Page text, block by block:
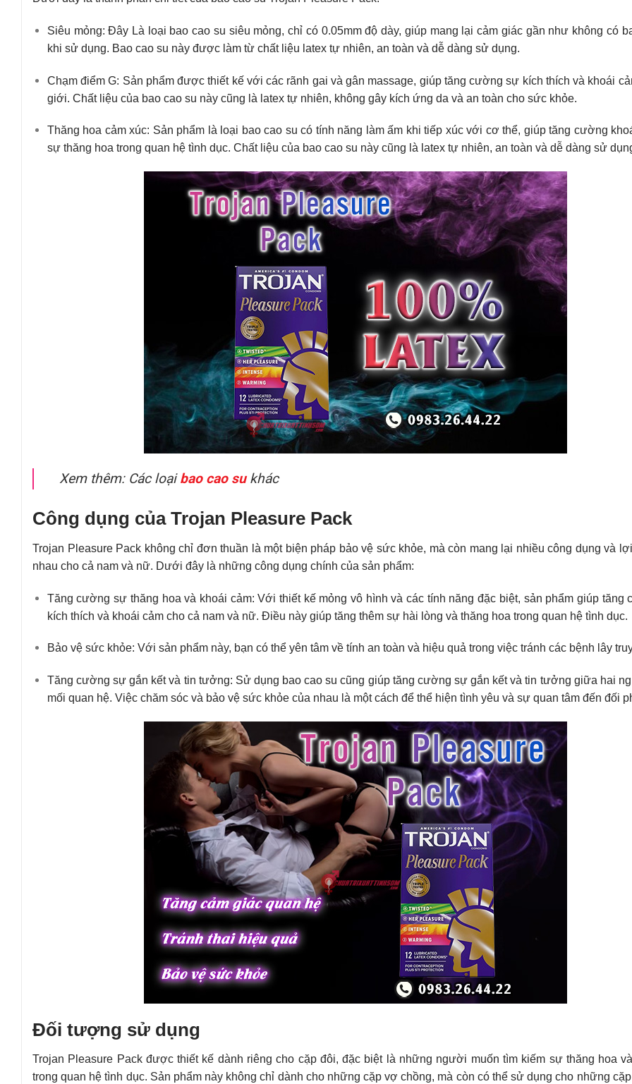
Siêu mỏng: Đây Là loại bao cao su siêu mỏng, chỉ có 0.05mm độ dày, giúp mang lại cảm giác gần như không có
khi sử dụng. Bao cao su này được làm từ chất liệu latex tự nhiên, an toàn và dễ dàng sử dụng.
Chạm điểm G: Sản phẩm được thiết kế với các rãnh gai và gân massage, giúp tăng cường sự kích thích và khoái
giới. Chất liệu của bao cao su này cũng là latex tự nhiên, không gây kích ứng da và an toàn cho sức khỏe.
Thăng hoa cảm xúc: Sản phẩm là loại bao cao su có tính năng làm ấm khi tiếp xúc với cơ thể, giúp tăng cường
sự thăng hoa trong quan hệ tình dục. Chất liệu của bao cao su này cũng là latex tự nhiên, an toàn và dễ dàng sử
Xem thêm: Các loạibao cao sukhác
Công dụng của Trojan Pleasure Pack
Trojan Pleasure Pack không chỉ đơn thuần là một biện pháp bảo vệ sức khỏe, mà còn mang lại nhiều công dụng và
nhau cho cả nam và nữ. Dưới đây là những công dụng chính của sản phẩm:
Tăng cường sự thăng hoa và khoái cảm: Với thiết kế mỏng vô hình và các tính năng đặc biệt, sản phẩm giúp tăng
kích thích và khoái cảm cho cả nam và nữ. Điều này giúp tăng thêm sự hài lòng và thăng hoa trong quan hệ tình dục.
Bảo vệ sức khỏe: Với sản phẩm này, bạn có thể yên tâm về tính an toàn và hiệu quả trong việc tránh các bệnh lây
Tăng cường sự gắn kết và tin tưởng: Sử dụng bao cao su cũng giúp tăng cường sự gắn kết và tin tưởng giữa hai
mối quan hệ. Việc chăm sóc và bảo vệ sức khỏe của nhau là một cách để thể hiện tình yêu và sự quan tâm đến đối
Đối tượng sử dụng
Trojan Pleasure Pack được thiết kế dành riêng cho cặp đôi, đặc biệt là những người muốn tìm kiếm sự thăng hoa
trong quan hệ tình dục. Sản phẩm này không chỉ dành cho những cặp vợ chồng, mà còn có thể sử dụng cho những